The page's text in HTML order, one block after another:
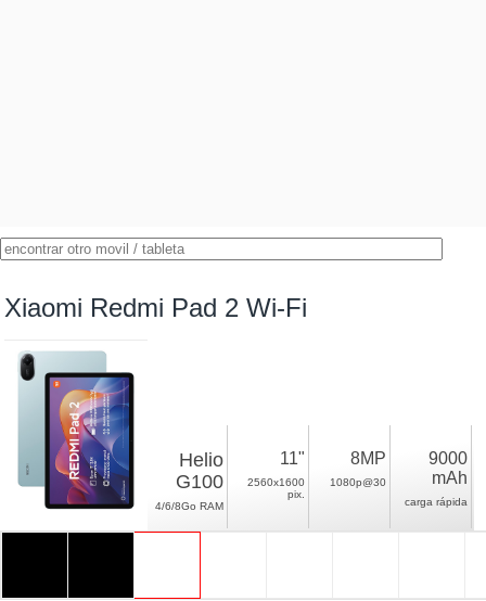
Xiaomi Redmi Pad 2 Wi-Fi
Helio
G100
4/6/8Go RAM
11"
2560x1600
pix.
8MP
1080p@30
9000
mAh
carga rápida